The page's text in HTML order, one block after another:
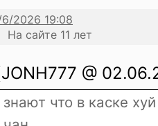
сайте 11 лет
@
что в каске